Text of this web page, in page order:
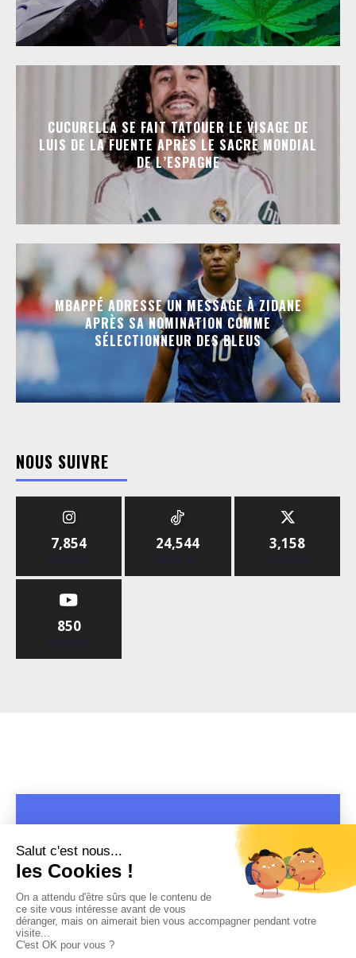
CUCURELLA SE FAIT TATOUER LE VISAGE DE
LUIS DE LA FUENTE APRÈS LE SACRE MONDIAL
DE L’ESPAGNE
MBAPPÉ ADRESSE UN MESSAGE À ZIDANE
APRÈS SA NOMINATION COMME
SÉLECTIONNEUR DES BLEUS
NOUS SUIVRE
7,854
Abonnés
24,544
Abonnés
3,158
Abonnés
850
Abonnés